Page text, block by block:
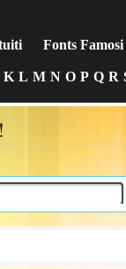
Fonts Famosi
K L M N O P Q R